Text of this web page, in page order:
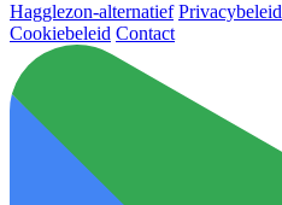
Hagglezon-alternatief Privacybeleid
Cookiebeleid Contact